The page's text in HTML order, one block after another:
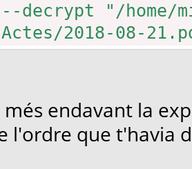
decrypt "/home/
2018-08-
endavant la
l'ordre que t'havia